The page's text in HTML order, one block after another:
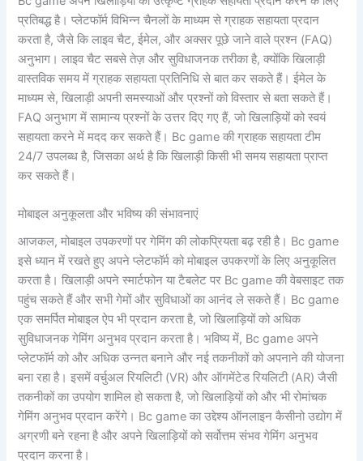
प्रतिबद्ध है। प्लेटफॉर्म विभिन्न चैनलों के माध्यम से ग्राहक सहायता प्रदान
करता है, जैसे कि लाइव चैट, ईमेल, और अक्सर पूछे जाने वाले प्रश्न (FAQ)
अनुभाग। लाइव चैट सबसे तेज़ और सुविधाजनक तरीका है, क्योंकि खिलाड़ी
वास्तविक समय में ग्राहक सहायता प्रतिनिधि से बात कर सकते हैं। ईमेल के
माध्यम से, खिलाड़ी अपनी समस्याओं और प्रश्नों को विस्तार से बता सकते हैं।
FAQ अनुभाग में सामान्य प्रश्नों के उत्तर दिए गए हैं, जो खिलाड़ियों को स्वयं
सहायता करने में मदद कर सकते हैं। Bc game की ग्राहक सहायता टीम
24/7 उपलब्ध है, जिसका अर्थ है कि खिलाड़ी किसी भी समय सहायता प्राप्त
कर सकते हैं।
मोबाइल अनुकूलता और भविष्य की संभावनाएं
आजकल, मोबाइल उपकरणों पर गेमिंग की लोकप्रियता बढ़ रही है। Bc game
इसे ध्यान में रखते हुए अपने प्लेटफॉर्म को मोबाइल उपकरणों के लिए अनुकूलित
करता है। खिलाड़ी अपने स्मार्टफोन या टैबलेट पर Bc game की वेबसाइट तक
पहुंच सकते हैं और सभी गेमों और सुविधाओं का आनंद ले सकते हैं। Bc game
एक समर्पित मोबाइल ऐप भी प्रदान करता है, जो खिलाड़ियों को अधिक
सुविधाजनक गेमिंग अनुभव प्रदान करता है। भविष्य में, Bc game अपने
प्लेटफॉर्म को और अधिक उन्नत बनाने और नई तकनीकों को अपनाने की योजना
बना रहा है। इसमें वर्चुअल रियलिटी (VR) और ऑगमेंटेड रियलिटी (AR) जैसी
तकनीकों का उपयोग शामिल हो सकता है, जो खिलाड़ियों को और भी रोमांचक
गेमिंग अनुभव प्रदान करेंगे। Bc game का उद्देश्य ऑनलाइन कैसीनो उद्योग में
अग्रणी बने रहना है और अपने खिलाड़ियों को सर्वोत्तम संभव गेमिंग अनुभव
प्रदान करना है।